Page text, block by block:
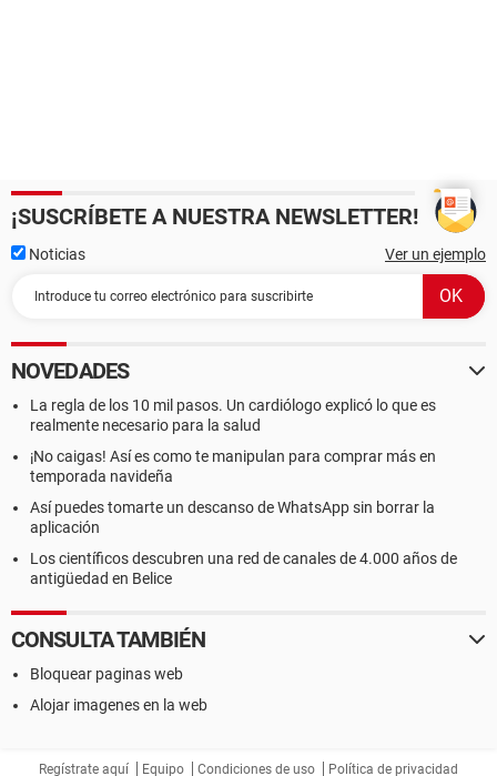
¡SUSCRÍBETE A NUESTRA NEWSLETTER!
Noticias Ver un ejemplo
NOVEDADES
La regla de los 10 mil pasos. Un cardiólogo explicó lo que es
realmente necesario para la salud
¡No caigas! Así es como te manipulan para comprar más en
temporada navideña
Así puedes tomarte un descanso de WhatsApp sin borrar la
aplicación
Los científicos descubren una red de canales de 4.000 años de
antigüedad en Belice
CONSULTA TAMBIÉN
Bloquear paginas web
Alojar imagenes en la web
Regístrate aquí Equipo Condiciones de uso Política de privacidad